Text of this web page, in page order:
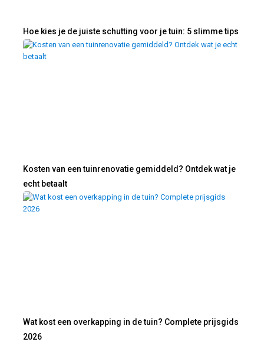
Hoe kies je de juiste schutting voor je tuin: 5 slimme tips
Kosten van een tuinrenovatie gemiddeld? Ontdek wat je
echt betaalt
Wat kost een overkapping in de tuin? Complete prijsgids
2026